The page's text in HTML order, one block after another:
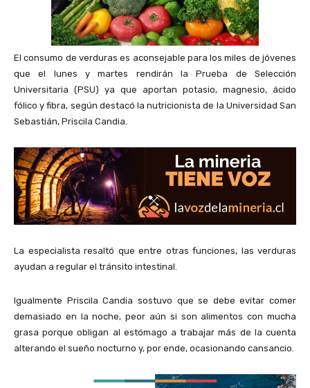
El consumo de verduras es aconsejable para los miles de jóvenes
que el lunes y martes rendirán la Prueba de Selección
Universitaria (PSU) ya que aportan potasio, magnesio, ácido
fólico y fibra, según destacó la nutricionista de la Universidad San
Sebastián, Priscila Candia.
La especialista resaltó que entre otras funciones, las verduras
ayudan a regular el tránsito intestinal.
Igualmente Priscila Candia sostuvo que se debe evitar comer
demasiado en la noche, peor aún si son alimentos con mucha
grasa porque obligan al estómago a trabajar más de la cuenta
alterando el sueño nocturno y, por ende, ocasionando cansancio.